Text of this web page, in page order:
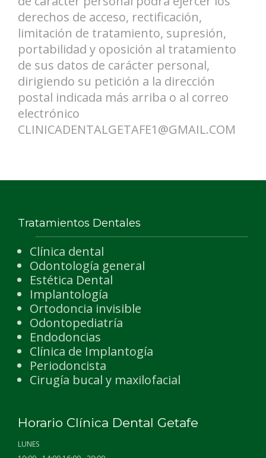
derechos de acceso, rectificación,
limitación de tratamiento, supresión,
portabilidad y oposición al tratamiento
de sus datos de carácter personal,
dirigiendo su petición a la dirección
postal indicada más arriba o al correo
electrónico
CLINICADENTALGETAFE1@GMAIL.COM
Tratamientos Dentales
Clínica dental
Odontología general
Estética Dental
Implantología
Ortodoncia invisible
Odontopediatría
Endodoncias
Clínica de Implantogía
Periodoncista
Cirugía bucal y maxilofacial
Horario Clínica Dental Getafe
LUNES